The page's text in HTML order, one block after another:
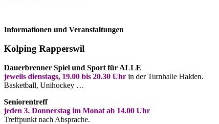
Informationen und Veranstaltungen
Kolping Rapperswil
Dauerbrenner Spiel und Sport für ALLE
jeweils dienstags, 19.00 bis 20.30 Uhr in der Turnhalle Halden.
Basketball, Unihockey …
Seniorentreff
jeden 3. Donnerstag im Monat ab 14.00 Uhr
Treffpunkt nach Absprache.